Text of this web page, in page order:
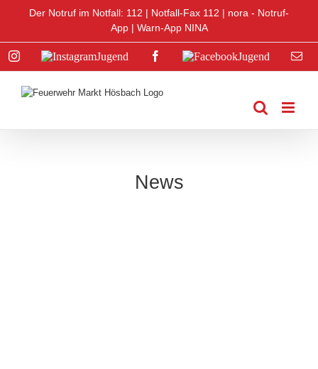
Der Notruf im Notfall: 112 | Notfall-Fax 112 | nora - Notruf-
App| Warn-App NINA
InstagramInstagram
Facebook
Facebook
E-
News